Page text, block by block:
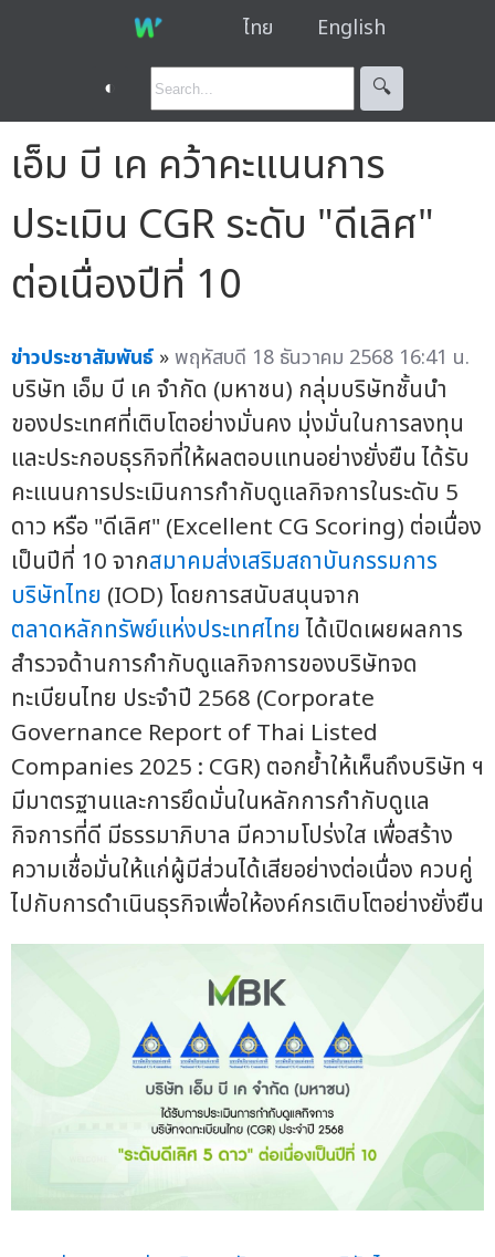
ไทย English
◐ 🔍︎
เอ็ม บี เค คว้าคะแนนการ
ประเมิน CGR ระดับ "ดีเลิศ"
ต่อเนื่องปีที่ 10
ข่าวประชาสัมพันธ์ »พฤหัสบดี 18 ธันวาคม 2568 16:41 น.
บริษัท เอ็ม บี เค จำกัด (มหาชน) กลุ่มบริษัทชั้นนำ
ของประเทศที่เติบโตอย่างมั่นคง มุ่งมั่นในการลงทุน
และประกอบธุรกิจที่ให้ผลตอบแทนอย่างยั่งยืน ได้รับ
คะแนนการประเมินการกำกับดูแลกิจการในระดับ 5
ดาว หรือ "ดีเลิศ" (Excellent CG Scoring) ต่อเนื่อง
เป็นปีที่ 10 จากสมาคมส่งเสริมสถาบันกรรมการ
บริษัทไทย (IOD) โดยการสนับสนุนจาก
ตลาดหลักทรัพย์แห่งประเทศไทยได้เปิดเผยผลการ
สำรวจด้านการกำกับดูแลกิจการของบริษัทจด
ทะเบียนไทย ประจำปี 2568 (Corporate
Governance Report of Thai Listed
Companies 2025 : CGR) ตอกย้ำให้เห็นถึงบริษัท ฯ
มีมาตรฐานและการยึดมั่นในหลักการกำกับดูแล
กิจการที่ดี มีธรรมาภิบาล มีความโปร่งใส เพื่อสร้าง
ความเชื่อมั่นให้แก่ผู้มีส่วนได้เสียอย่างต่อเนื่อง ควบคู่
ไปกับการดำเนินธุรกิจเพื่อให้องค์กรเติบโตอย่างยั่งยืน